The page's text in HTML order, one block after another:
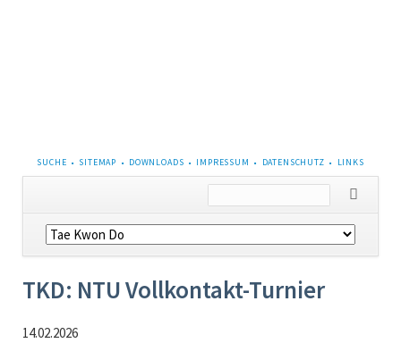
NAVIGATION
ÜBERSPRINGEN
SUCHE SITEMAP DOWNLOADS IMPRESSUM DATENSCHUTZ LINKS
Navigation
überspringen
TKD: NTU Vollkontakt-Turnier
14.02.2026